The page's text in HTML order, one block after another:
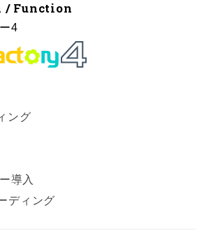
/ Function
4
ング
導入
ディング